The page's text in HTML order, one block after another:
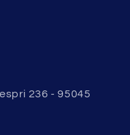
236 - 95045